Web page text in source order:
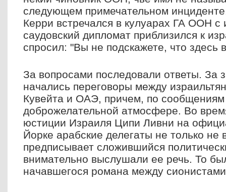
следующем примечательном
Керри встречался в кулуарах ГА ООН с
саудовский дипломат приблизился к
спросил: "Вы не подскажете, что здесь
За вопросами последовали ответы. За
начались переговоры между
Кувейта и ОАЭ, причем, по
доброжелательной атмосфере. Во
юстиции Израиля Ципи Ливни на
Йорке арабские делегаты не только не
предписывает сложившийся
внимательно выслушали ее речь. То
начавшегося романа между